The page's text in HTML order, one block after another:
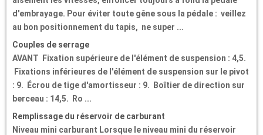
d'embrayage. Pour éviter toute gêne sous la pédale : veillez
au bon positionnement du tapis, ne super ...
Couples de serrage
AVANT Fixation supérieure de l'élément de suspension : 4,5.
Fixations inférieures de l'élément de suspension sur le pivot
: 9. Écrou de tige d'amortisseur : 9. Boîtier de direction sur
berceau : 14,5. Ro ...
Remplissage du réservoir de carburant
Niveau mini carburant Lorsque le niveau mini du réservoir